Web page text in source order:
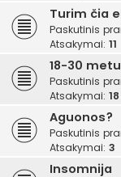
Turim čia
Paskutinis
Atsakymai: 11
18-30
Paskutinis
Atsakymai: 18
Aguonos?
Paskutinis
Atsakymai: 3
Insomnija